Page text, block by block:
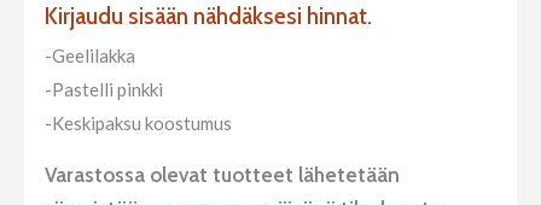
Kirjaudu sisään nähdäksesi hinnat.
-Geelilakka
-Pastelli pinkki
-Keskipaksu koostumus
Varastossa olevat tuotteet lähetetään